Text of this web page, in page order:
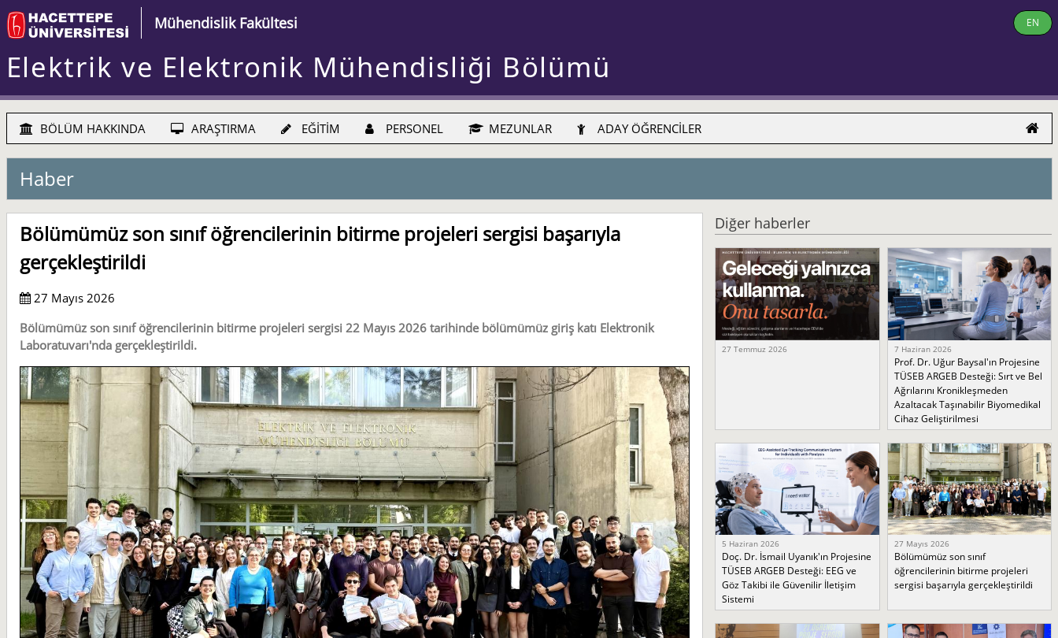
Mühendislik Fakültesi EN
Elektrik ve Elektronik Mühendisliği Bölümü
BÖLÜM HAKKINDA ARAŞTIRMA EĞİTİM PERSONEL MEZUNLAR ADAY ÖĞRENCİLER
Haber
Bölümümüz son sınıf öğrencilerinin bitirme projeleri sergisi başarıyla
gerçekleştirildi
27 Mayıs 2026
Bölümümüz son sınıf öğrencilerinin bitirme projeleri sergisi 22 Mayıs 2026 tarihinde bölümümüz giriş katı Elektronik
Laboratuvarı'nda gerçekleştirildi.
Diğer haberler
27 Temmuz 2026 7 Haziran 2026
Prof. Dr. Uğur Baysal'ın Projesine
TÜSEB ARGEB Desteği: Sırt ve Bel
Ağrılarını Kronikleşmeden
Azaltacak Taşınabilir Biyomedikal
Cihaz Geliştirilmesi
5 Haziran 2026
Doç. Dr. İsmail Uyanık'ın Projesine
TÜSEB ARGEB Desteği: EEG ve
Göz Takibi ile Güvenilir İletişim
Sistemi
27 Mayıs 2026
Bölümümüz son sınıf
öğrencilerinin bitirme projeleri
sergisi başarıyla gerçekleştirildi